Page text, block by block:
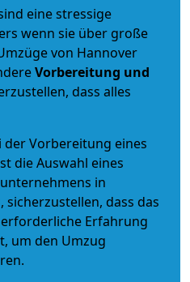
eine stressige
wenn sie über große
von Hannover
Vorbereitung und
dass alles
Vorbereitung eines
die Auswahl eines
in
sicherzustellen, dass das
Erfahrung
um den Umzug